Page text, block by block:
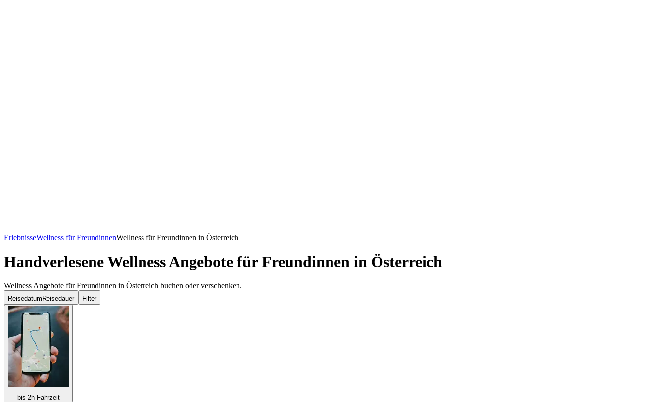
ErlebnisseWellness für FreundinnenWellness für Freundinnen in Österreich
Handverlesene Wellness Angebote für Freundinnen in Österreich
Wellness Angebote für Freundinnen in Österreich buchen oder verschenken.
Reisedatum Reisedauer Filter
bis 2h Fahrzeit